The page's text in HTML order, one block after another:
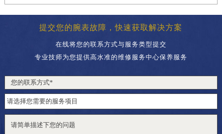
提交您的腕表故障，快速获取解决方案
在线将您的联系方式与服务类型提交
专业技师为您提供高水准的维修服务中心保养服务